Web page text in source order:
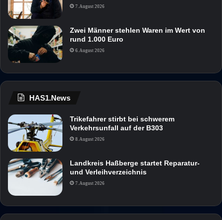
7. August 2026
Zwei Männer stehlen Waren im Wert von
rund 1.000 Euro
6. August 2026
HAS1.News
Trikefahrer stirbt bei schwerem
Verkehrsunfall auf der B303
8. August 2026
Landkreis Haßberge startet Reparatur-
und Verleihverzeichnis
7. August 2026